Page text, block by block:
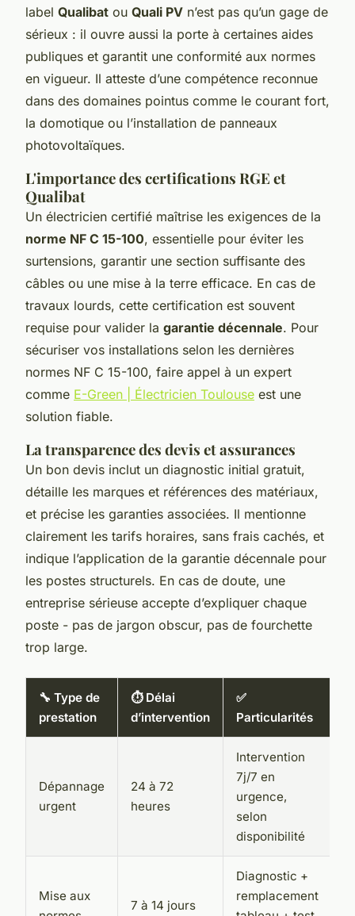
label Qualibat ou Quali PV n’est pas qu’un gage de
sérieux : il ouvre aussi la porte à certaines aides
publiques et garantit une conformité aux normes
en vigueur. Il atteste d’une compétence reconnue
dans des domaines pointus comme le courant fort,
la domotique ou l’installation de panneaux
photovoltaïques.
L'importance des certifications RGE et
Qualibat
Un électricien certifié maîtrise les exigences de la
norme NF C 15-100, essentielle pour éviter les
surtensions, garantir une section suffisante des
câbles ou une mise à la terre efficace. En cas de
travaux lourds, cette certification est souvent
requise pour valider la garantie décennale. Pour
sécuriser vos installations selon les dernières
normes NF C 15-100, faire appel à un expert
comme E-Green | Électricien Toulouse est une
solution fiable.
La transparence des devis et assurances
Un bon devis inclut un diagnostic initial gratuit,
détaille les marques et références des matériaux,
et précise les garanties associées. Il mentionne
clairement les tarifs horaires, sans frais cachés, et
indique l’application de la garantie décennale pour
les postes structurels. En cas de doute, une
entreprise sérieuse accepte d’expliquer chaque
poste - pas de jargon obscur, pas de fourchette
trop large.
🔧 Type de
prestation
⏱️ Délai
d’intervention
✅
Particularités
Dépannage
urgent
24 à 72
heures
Intervention
7j/7 en
urgence,
selon
disponibilité
Mise aux
7 à 14 jours
Diagnostic +
remplacement